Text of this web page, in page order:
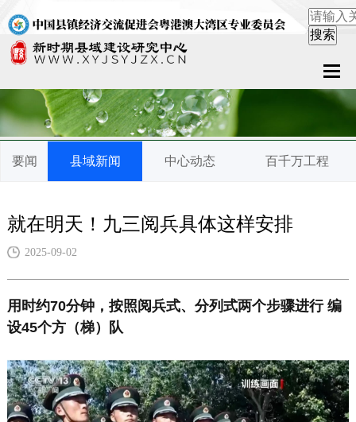
关于中心
新闻中心
案例中心
在线留言
要闻 县域新闻 中心动态 百千万工程
就在明天！九三阅兵具体这样安排
2025-09-02
用时约70分钟，按照阅兵式、分列式两个步骤进行 编
设45个方（梯）队